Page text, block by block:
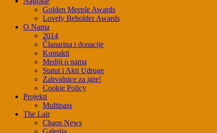
Golden Meeple Awards
Lovely Beholder Awards
O Nama
2014
Članarina i donacije
Kontakti
Mediji o nama
Statut i Akti Udruge
Zahvalnice za igre!
Cookie Policy
Projekti
Multipass
The Lair
Chaos News